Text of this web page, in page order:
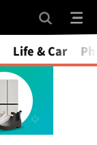
Mute
Life & Car